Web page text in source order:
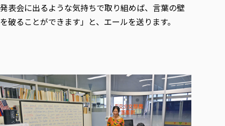
発表会に出るような気持ちで取り組めば、言葉の壁
を破ることができます」と、エールを送ります。